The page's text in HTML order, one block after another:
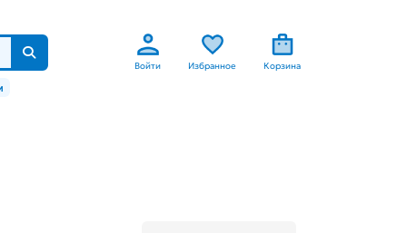
Войти Избранное Корзина